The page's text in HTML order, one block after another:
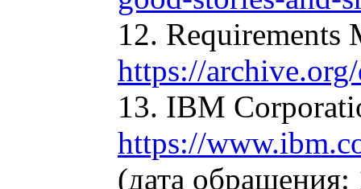
12.
https://
13. IBM
https://
(дата